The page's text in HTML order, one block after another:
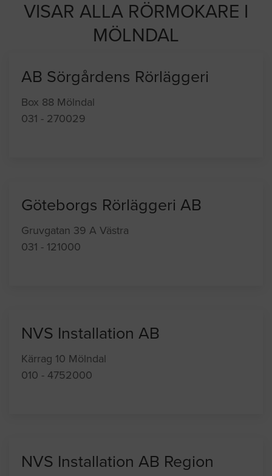
VISAR ALLA RÖRMOKARE I
MÖLNDAL
AB Sörgårdens Rörläggeri
Box 88 Mölndal
031 - 270029
Göteborgs Rörläggeri AB
Gruvgatan 39 A Västra
031 - 121000
NVS Installation AB
Kärrag 10 Mölndal
010 - 4752000
NVS Installation AB Region